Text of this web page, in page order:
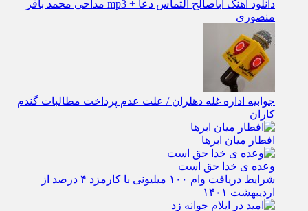
دانلود آهنگ اباصالح التماس دعا + mp3 مداحی محمد باقر
منصوری
جوابیه اداره غله دهلران / علت عدم پرداخت مطالبات گندم
کاران
افطار میان ابرها
وعده ی خدا حق است
شرایط دریافت وام ۱۰۰ میلیونی با کارمزد ۴ درصد از
اردیبهشت ۱۴۰۱